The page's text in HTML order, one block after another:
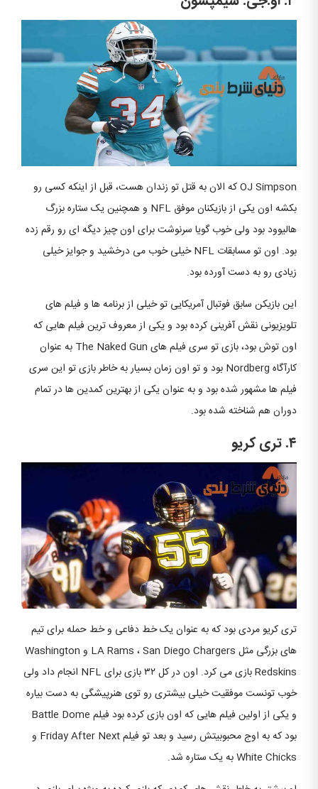
OJ Simpson که الان به قتل تو زندان هست، قبل از اینکه کسی رو
بکشه اون یکی از بازیکنان موفق NFL و همچنین یک ستاره بزرگ
هالیوود بود ولی خوب گویا سرنوشت برای اون چیز دیگه ای رو رقم زده
بود. اون تو مسابقات NFL خیلی خوب می درخشید و جوایز خیلی
زیادی رو به دست آورده بود.
این بازیکن سابق فوتبال آمریکایی تو خیلی از برنامه ها و فیلم های
تلویزیونی نقش آفرینی کرده بود و یکی از معروف ترین فیلم هایی که
اون توش بود، بازی تو سری فیلم های The Naked Gun به عنوان
کارآگاه Nordberg بود و تو اون زمان بسیار به خاطر بازی تو این سری
فیلم ها مشهور شده بود و به عنوان یکی از بهترین کمدین ها در تمام
دوران هم شناخته شده بود.
۴. تری کریو
تری کریو مردی بود که به عنوان یک خط دفاعی و خط حمله برای تیم
های بزرگی مثل LA Rams ، San Diego Chargers و Washington
Redskins بازی می کرد. اون در کل ۳۲ بازی برای NFL انجام داد ولی
خوب تونست موفقیت خیلی بیشتری رو توی هنرپیشگی به دست بیاره
و یکی از اولین فیلم هایی که اون بازی کرده بود فیلم Battle Dome
بود که به اوج محبوبیتش رسید و بعد تو فیلم Friday After Next و
White Chicks به یک ستاره شد.